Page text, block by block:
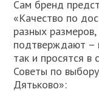
Сам бренд
«Качество по
разных
подтверждают –
так и просятся в
Советы по
Дятьково»: